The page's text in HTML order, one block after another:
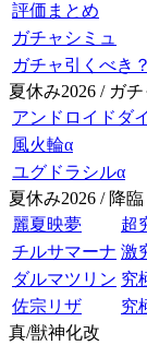
評価まとめ
ガチャシミュ
ガチャ引くべき？
夏休み2026 / ガチ
アンドロイドダ
風火輪α
ユグドラシルα
夏休み2026 / 降臨
麗夏映夢
超
チルサマーナ 激
ダルマツリン 究
佐宗リザ
究
真/獣神化改